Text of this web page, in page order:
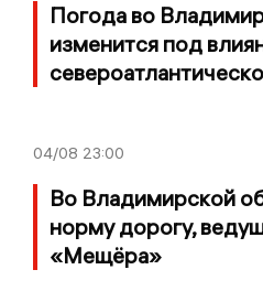
Погода во
изменится под
04/08 23:00
Во Владимирской
норму дорогу,
«Мещёра»